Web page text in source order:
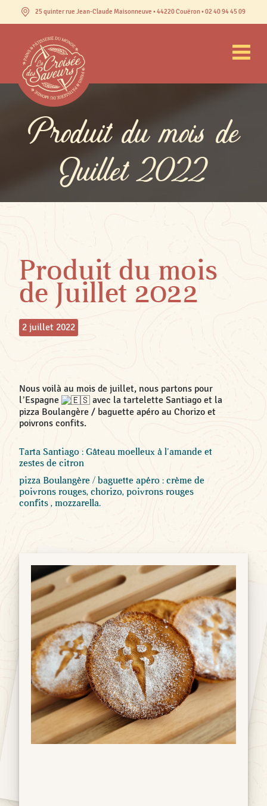
25 quinter rue Jean-Claude Maisonneuve • 44220 Couëron • 02 40 94 45 09
Produit du mois de
Juillet 2022
Produit du mois
de Juillet 2022
2 juillet 2022
Nous voilà au mois de juillet, nous partons pour
l’Espagne
avec la tartelette Santiago et la
pizza Boulangère / baguette apéro au Chorizo et
poivrons confits.
Tarta Santiago : Gâteau moelleux à l’amande et
zestes de citron
pizza Boulangère / baguette apéro : crème de
poivrons rouges, chorizo, poivrons rouges
confits , mozzarella.